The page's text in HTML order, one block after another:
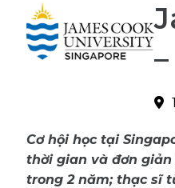
Cơ hội học tại
thời gian và đơn
trong 2 năm; thạc sĩ